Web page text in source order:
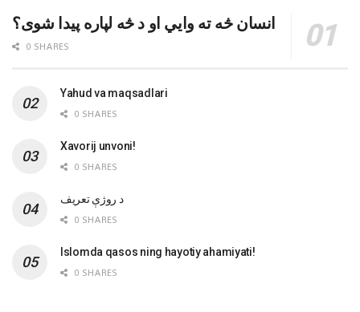
انسان څه ته وایي او د څه لپاره پیدا شوی؟
0 SHARES
Yahud va maqsadlari
0 SHARES
Xavorij unvoni!
0 SHARES
‌د روژې تعریف
0 SHARES
Islomda qasos ning hayotiy ahamiyati!
0 SHARES